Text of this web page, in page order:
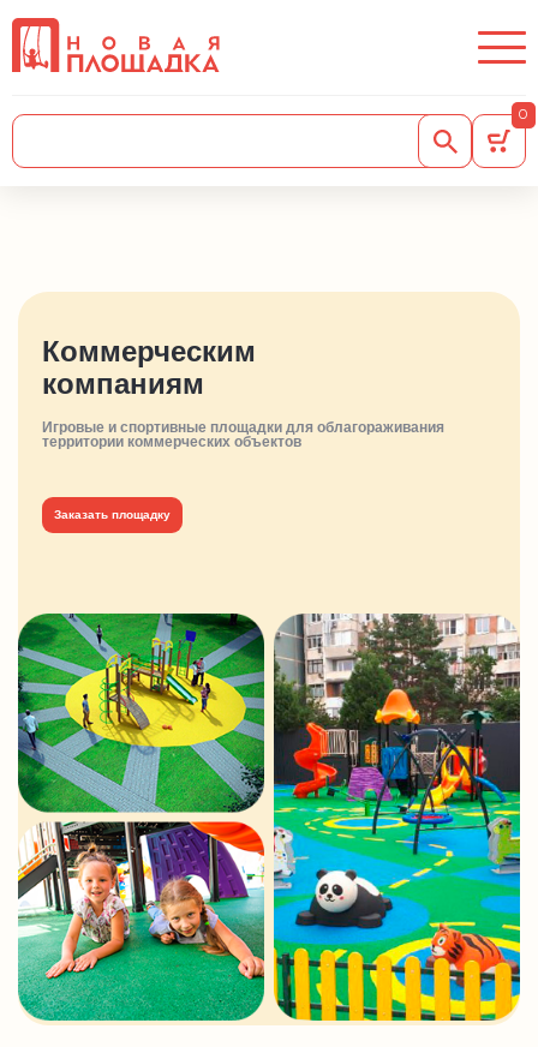
0
Коммерческим
компаниям
Игровые и спортивные площадки для облагораживания
территории коммерческих объектов
Заказать площадку